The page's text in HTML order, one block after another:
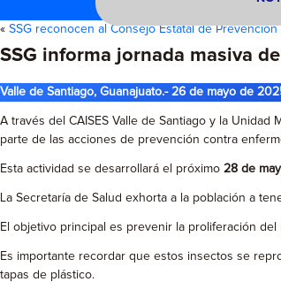
« SSG reconocen al Consejo Estatal de
SSG informa jornada masiva
Valle de Santiago, Guanajuato.- 26 de mayo de
A través del CAISES Valle de Santiago y la Unidad
parte de las acciones de prevención contra
Esta actividad se desarrollará el próximo 28 de
La Secretaría de Salud exhorta a la población a
El objetivo principal es prevenir la proliferación del
Es importante recordar que estos insectos se
tapas de plástico.